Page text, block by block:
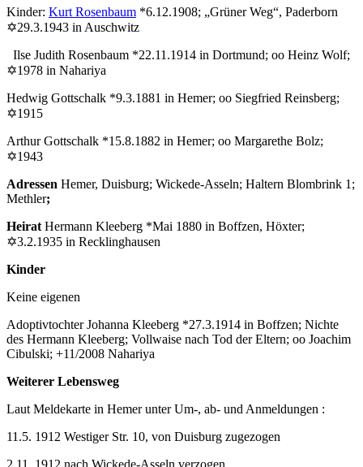
Kinder: Kurt Rosenbaum *6.12.1908; „Grüner Weg“, Paderborn
✡29.3.1943 in Auschwitz
Ilse Judith Rosenbaum *22.11.1914 in Dortmund; oo Heinz Wolf;
✡1978 in Nahariya
Hedwig Gottschalk *9.3.1881 in Hemer; oo Siegfried Reinsberg;
✡1915
Arthur Gottschalk *15.8.1882 in Hemer; oo Margarethe Bolz;
✡1943
Adressen Hemer, Duisburg; Wickede-Asseln; Haltern Blombrink 1;
Methler;
Heirat Hermann Kleeberg *Mai 1880 in Boffzen, Höxter;
✡3.2.1935 in Recklinghausen
Kinder
Keine eigenen
Adoptivtochter Johanna Kleeberg *27.3.1914 in Boffzen; Nichte
des Hermann Kleeberg; Vollwaise nach Tod der Eltern; oo Joachim
Cibulski; +11/2008 Nahariya
Weiterer Lebensweg
Laut Meldekarte in Hemer unter Um-, ab- und Anmeldungen :
11.5. 1912 Westiger Str. 10, von Duisburg zugezogen
2.11. 1912 nach Wickede-Asseln verzogen.